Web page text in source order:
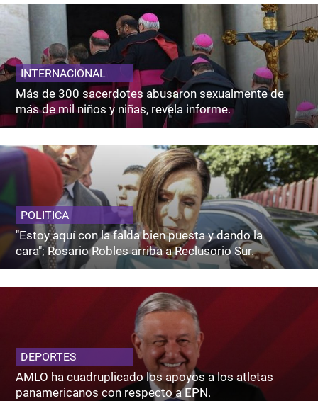
INTERNACIONAL
Más de 300 sacerdotes abusaron sexualmente de
más de mil niños y niñas, revela informe.
POLITICA
"Estoy aquí con la falda bien puesta y dando la
cara"; Rosario Robles arriba a Reclusorio Sur.
DEPORTES
AMLO ha cuadruplicado los apoyos a los atletas
panamericanos con respecto a EPN.